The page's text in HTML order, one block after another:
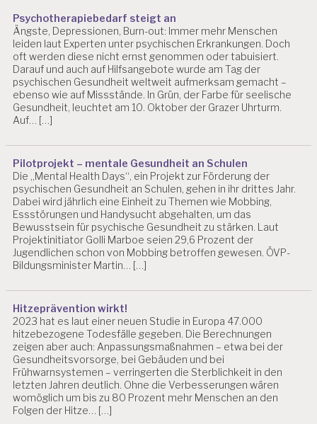
Psychotherapiebedarf steigt an
Ängste, Depressionen, Burn-out: Immer mehr Menschen
leiden laut Experten unter psychischen Erkrankungen. Doch
oft werden diese nicht ernst genommen oder tabuisiert.
Darauf und auch auf Hilfsangebote wurde am Tag der
psychischen Gesundheit weltweit aufmerksam gemacht –
ebenso wie auf Missstände. In Grün, der Farbe für seelische
Gesundheit, leuchtet am 10. Oktober der Grazer Uhrturm.
Auf… […]
Pilotprojekt – mentale Gesundheit an Schulen
Die „Mental Health Days“, ein Projekt zur Förderung der
psychischen Gesundheit an Schulen, gehen in ihr drittes Jahr.
Dabei wird jährlich eine Einheit zu Themen wie Mobbing,
Essstörungen und Handysucht abgehalten, um das
Bewusstsein für psychische Gesundheit zu stärken. Laut
Projektinitiator Golli Marboe seien 29,6 Prozent der
Jugendlichen schon von Mobbing betroffen gewesen. ÖVP-
Bildungsminister Martin… […]
Hitzeprävention wirkt!
2023 hat es laut einer neuen Studie in Europa 47.000
hitzebezogene Todesfälle gegeben. Die Berechnungen
zeigen aber auch: Anpassungsmaßnahmen – etwa bei der
Gesundheitsvorsorge, bei Gebäuden und bei
Frühwarnsystemen – verringerten die Sterblichkeit in den
letzten Jahren deutlich. Ohne die Verbesserungen wären
womöglich um bis zu 80 Prozent mehr Menschen an den
Folgen der Hitze… […]